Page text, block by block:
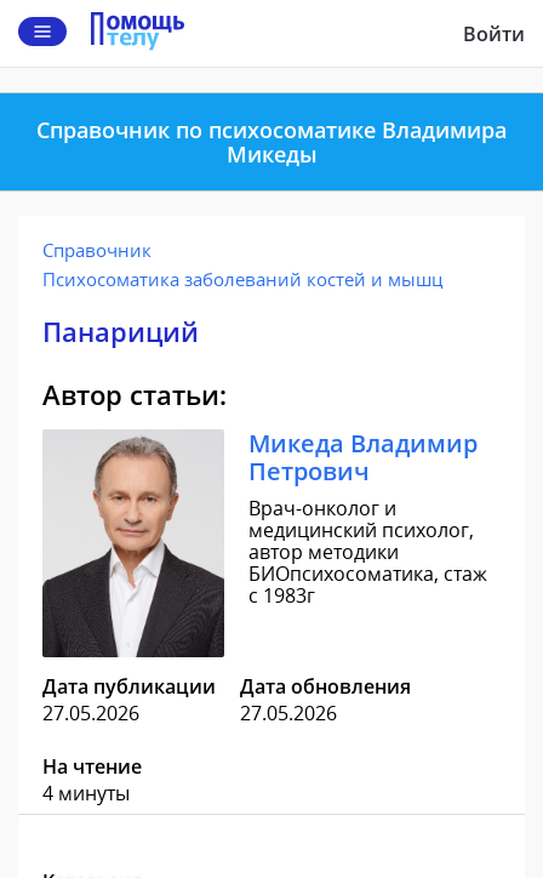
Войти
Справочник по психосоматике Владимира
Микеды
Справочник
Психосоматика заболеваний костей и мышц
Панариций
Автор статьи:
Микеда Владимир
Петрович
Врач-онколог и
медицинский психолог,
автор методики
БИОпсихосоматика, стаж
с 1983г
Дата публикации
27.05.2026
Дата обновления
27.05.2026
На чтение
4 минуты